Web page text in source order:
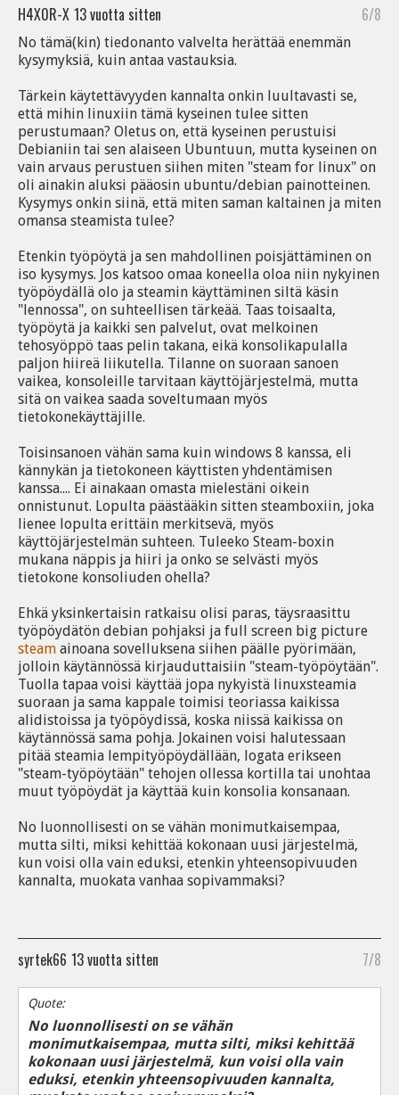
H4X0R-X 13 vuotta sitten 6/8
No tämä(kin) tiedonanto valvelta herättää enemmän
kysymyksiä, kuin antaa vastauksia.
Tärkein käytettävyyden kannalta onkin luultavasti se,
että mihin linuxiin tämä kyseinen tulee sitten
perustumaan? Oletus on, että kyseinen perustuisi
Debianiin tai sen alaiseen Ubuntuun, mutta kyseinen on
vain arvaus perustuen siihen miten "steam for linux" on
oli ainakin aluksi pääosin ubuntu/debian painotteinen.
Kysymys onkin siinä, että miten saman kaltainen ja miten
omansa steamista tulee?
Etenkin työpöytä ja sen mahdollinen poisjättäminen on
iso kysymys. Jos katsoo omaa koneella oloa niin nykyinen
työpöydällä olo ja steamin käyttäminen siltä käsin
"lennossa", on suhteellisen tärkeää. Taas toisaalta,
työpöytä ja kaikki sen palvelut, ovat melkoinen
tehosyöppö taas pelin takana, eikä konsolikapulalla
paljon hiireä liikutella. Tilanne on suoraan sanoen
vaikea, konsoleille tarvitaan käyttöjärjestelmä, mutta
sitä on vaikea saada soveltumaan myös
tietokonekäyttäjille.
Toisinsanoen vähän sama kuin windows 8 kanssa, eli
kännykän ja tietokoneen käyttisten yhdentämisen
kanssa.... Ei ainakaan omasta mielestäni oikein
onnistunut. Lopulta päästääkin sitten steamboxiin, joka
lienee lopulta erittäin merkitsevä, myös
käyttöjärjestelmän suhteen. Tuleeko Steam-boxin
mukana näppis ja hiiri ja onko se selvästi myös
tietokone konsoliuden ohella?
Ehkä yksinkertaisin ratkaisu olisi paras, täysraasittu
työpöydätön debian pohjaksi ja full screen big picture
steam ainoana sovelluksena siihen päälle pyörimään,
jolloin käytännössä kirjauduttaisiin "steam-työpöytään".
Tuolla tapaa voisi käyttää jopa nykyistä linuxsteamia
suoraan ja sama kappale toimisi teoriassa kaikissa
alidistoissa ja työpöydissä, koska niissä kaikissa on
käytännössä sama pohja. Jokainen voisi halutessaan
pitää steamia lempityöpöydällään, logata erikseen
"steam-työpöytään" tehojen ollessa kortilla tai unohtaa
muut työpöydät ja käyttää kuin konsolia konsanaan.
No luonnollisesti on se vähän monimutkaisempaa,
mutta silti, miksi kehittää kokonaan uusi järjestelmä,
kun voisi olla vain eduksi, etenkin yhteensopivuuden
kannalta, muokata vanhaa sopivammaksi?
syrtek66 13 vuotta sitten 7/8
Quote:
No luonnollisesti on se vähän
monimutkaisempaa, mutta silti, miksi kehittää
kokonaan uusi järjestelmä, kun voisi olla vain
eduksi, etenkin yhteensopivuuden kannalta,